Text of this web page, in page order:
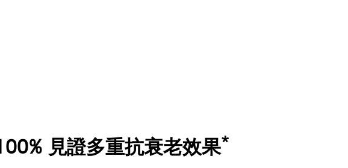
見證多重抗衰老效果*